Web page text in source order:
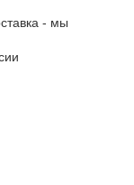
- мы